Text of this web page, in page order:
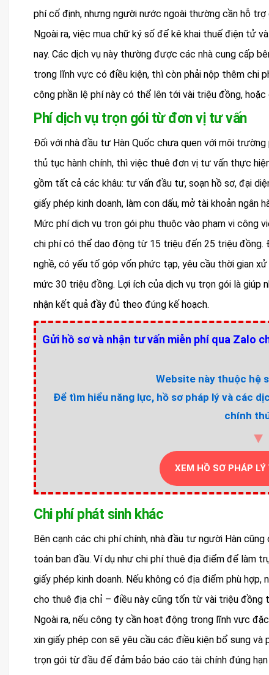
phí cố định, nhưng người nước ngoài thường cần hỗ
Ngoài ra, việc mua chữ ký số để kê khai thuế điện tử
nay. Các dịch vụ này thường được các nhà cung cấp
trong lĩnh vực có điều kiện, thì còn phải nộp thêm chi
cộng phần lệ phí này có thể lên tới vài triệu đồng,
Phí dịch vụ trọn gói từ đơn vị tư vấn
Đối với nhà đầu tư Hàn Quốc chưa quen với môi
thủ tục hành chính, thì việc thuê đơn vị tư vấn thực
gồm tất cả các khâu: tư vấn đầu tư, soạn hồ sơ, đại
giấy phép kinh doanh, làm con dấu, mở tài khoản ngân
Mức phí dịch vụ trọn gói phụ thuộc vào phạm vi công
chi phí có thể dao động từ 15 triệu đến 25 triệu đồng.
nghề, có yếu tố góp vốn phức tạp, yêu cầu thời gian
mức 30 triệu đồng. Lợi ích của dịch vụ trọn gói là giúp
nhận kết quả đầy đủ theo đúng kế hoạch.
Gửi hồ sơ và nhận tư vấn miễn phí qua Zalo
Website này thuộc hệ
Để tìm hiểu năng lực, hồ sơ pháp lý và các
chính
XEM HỒ SƠ PHÁP
Chi phí phát sinh khác
Bên cạnh các chi phí chính, nhà đầu tư người Hàn
toán ban đầu. Ví dụ như chi phí thuê địa điểm để làm
giấy phép kinh doanh. Nếu không có địa điểm phù
cho thuê địa chỉ – điều này cũng tốn từ vài triệu đồng
Ngoài ra, nếu công ty cần hoạt động trong lĩnh vực
xin giấy phép con sẽ yêu cầu các điều kiện bổ sung
trọn gói từ đầu để đảm bảo báo cáo tài chính đúng